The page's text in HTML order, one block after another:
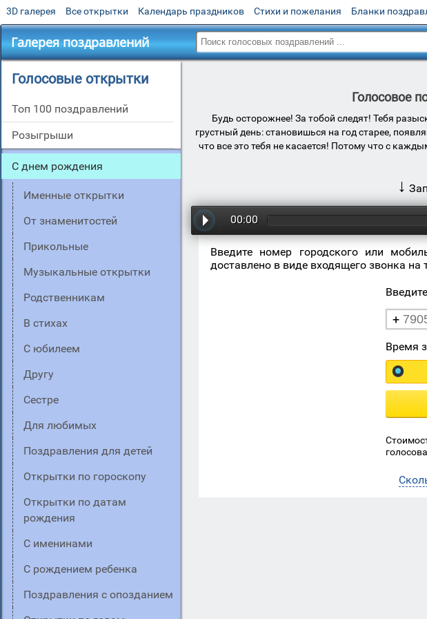
3D галерея Все открытки Календарь праздников Стихи и пожелания Бланки
Галерея поздравлений
Голосовые открытки
Топ 100 поздравлений
Розыгрыши
С днем рождения
Именные открытки
От знаменитостей
Прикольные
Музыкальные открытки
Родственникам
В стихах
C юбилеем
Другу
Сестре
Для любимых
Поздравления для детей
Открытки по гороскопу
Открытки по датам
рождения
С именинами
С рождением ребенка
Поздравления с опозданием
Голосовое
Будь осторожнее! За тобой следят! Тебя
грустный день: становишься на год старее,
что все это тебя не касается! Потому что с
↓
00:00
Введите номер городского или
доставлено в виде входящего звонка на
+
Время